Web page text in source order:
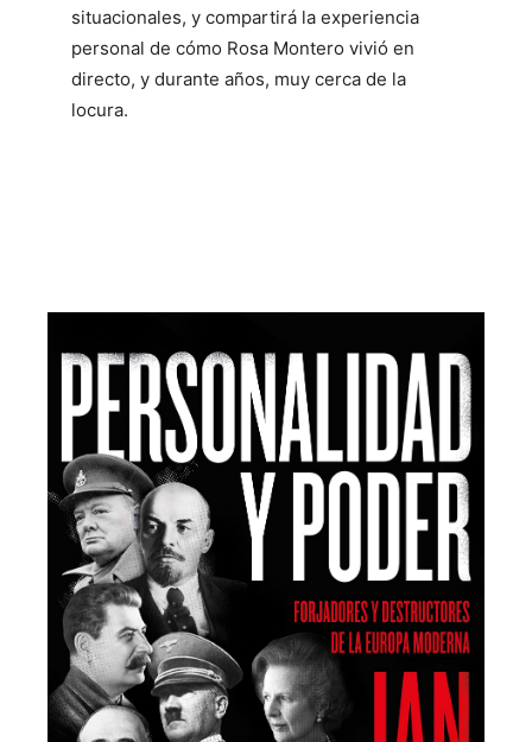
situacionales, y compartirá la experiencia
personal de cómo Rosa Montero vivió en
directo, y durante años, muy cerca de la
locura.